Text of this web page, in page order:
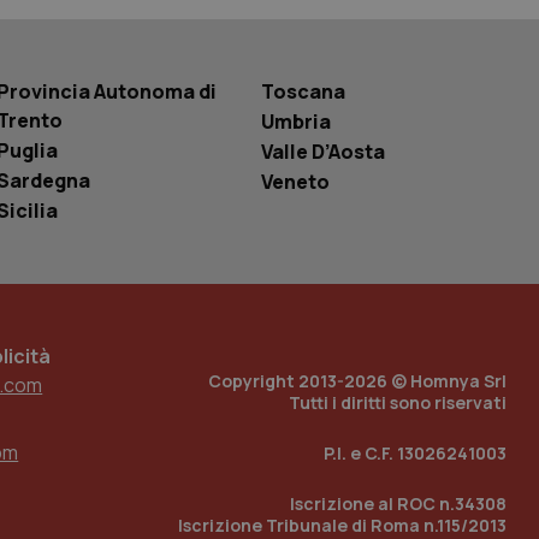
Autonoma di
Toscana
Umbria
Valle D’Aosta
Veneto
Copyright 2013-2026 © Homnya Srl
Tutti i diritti sono riservati
P.I. e C.F. 13026241003
Iscrizione al ROC n.34308
Iscrizione Tribunale di Roma n.115/2013
il sito, ma un
Analytics
di
incorporati
di